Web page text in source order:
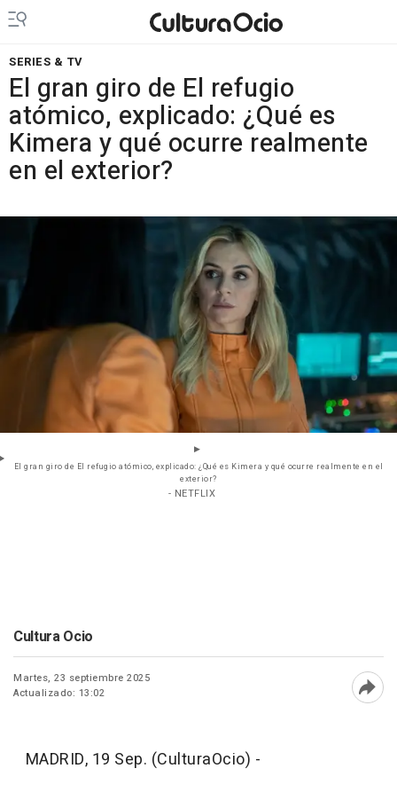
SERIES & TV
El gran giro de El refugio
atómico, explicado: ¿Qué es
Kimera y qué ocurre realmente
en el exterior?
El gran giro de El refugio atómico, explicado: ¿Qué es Kimera y qué ocurre realmente en el
exterior?
- NETFLIX
Cultura Ocio
Martes, 23 septiembre 2025
Actualizado: 13:02
MADRID, 19 Sep. (CulturaOcio) -